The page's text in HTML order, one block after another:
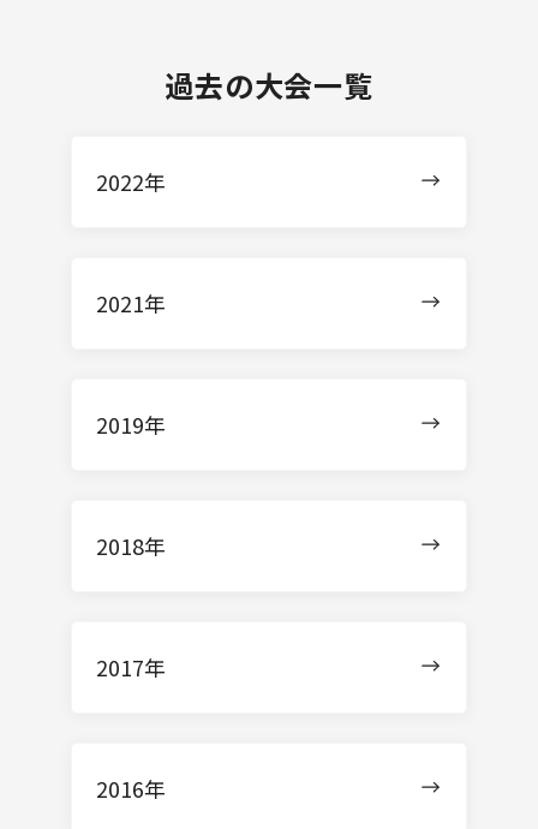
過去の大会一覧
2022年
2021年
2019年
2018年
2017年
2016年